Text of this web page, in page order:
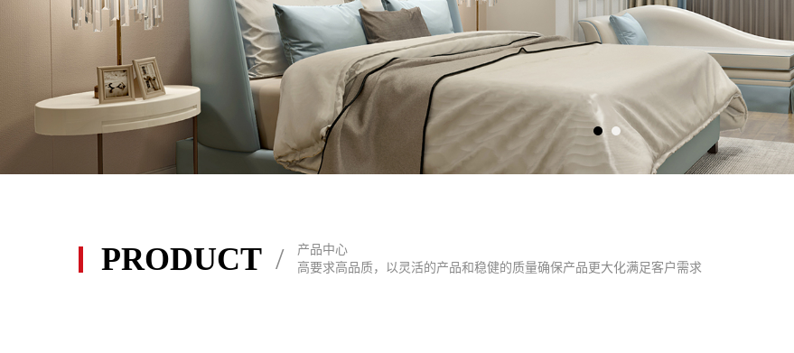
PRODUCT /
产品中心
高要求高品质，以灵活的产品和稳健的质量确保产品更大化满足客户需求